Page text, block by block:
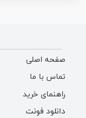
صفحه اصلی
تماس با ما
راهنمای خرید
دانلود فونت